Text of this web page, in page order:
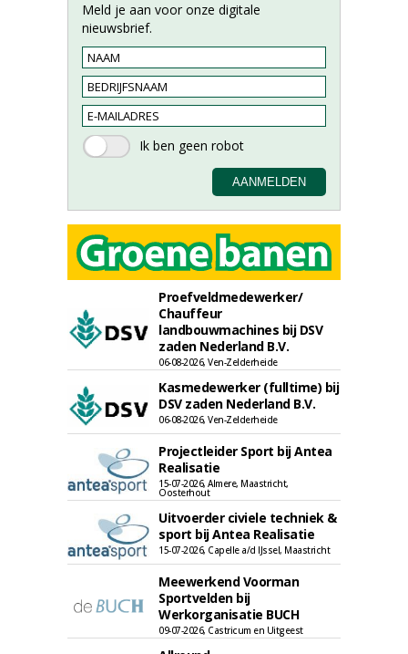
Meld je aan voor onze digitale
nieuwsbrief.
Proefveldmedewerker/
Chauffeur
landbouwmachines bij DSV
zaden Nederland B.V.
06-08-2026, Ven-Zelderheide
Kasmedewerker (fulltime) bij
DSV zaden Nederland B.V.
06-08-2026, Ven-Zelderheide
Projectleider Sport bij Antea
Realisatie
15-07-2026, Almere, Maastricht,
Oosterhout
Uitvoerder civiele techniek &
sport bij Antea Realisatie
15-07-2026, Capelle a/d IJssel, Maastricht
Meewerkend Voorman
Sportvelden bij
Werkorganisatie BUCH
09-07-2026, Castricum en Uitgeest